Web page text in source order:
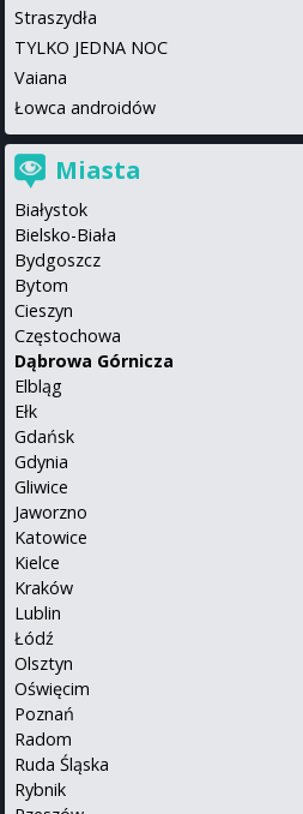
Straszydła
TYLKO JEDNA NOC
Vaiana
Łowca androidów
Miasta
Białystok
Bielsko-Biała
Bydgoszcz
Bytom
Cieszyn
Częstochowa
Dąbrowa Górnicza
Elbląg
Ełk
Gdańsk
Gdynia
Gliwice
Jaworzno
Katowice
Kielce
Kraków
Lublin
Łódź
Olsztyn
Oświęcim
Poznań
Radom
Ruda Śląska
Rybnik